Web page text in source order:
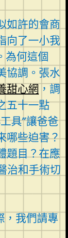
如許的會商
向了一小我
何這個
協調。張水
甜心網，調
五十一點
具”讓爸爸
哪些迫害？
題目？在應
治和手術切
，我們請專